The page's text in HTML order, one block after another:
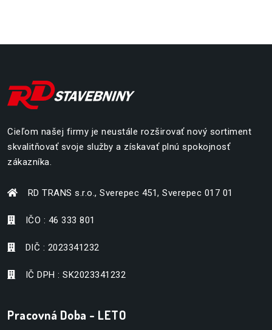
Cieľom našej firmy je neustále rozširovať nový sortiment
skvalitňovať svoje služby a získavať plnú spokojnosť
zákazníka.
RD TRANS s.r.o., Sverepec 451, Sverepec 017 01
IČO : 46 333 801
DIČ : 2023341232
IČ DPH : SK2023341232
Pracovná Doba - LETO